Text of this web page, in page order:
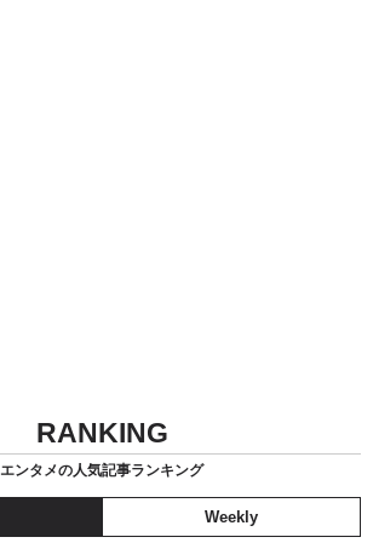
RANKING
エンタメの人気記事ランキング
Weekly